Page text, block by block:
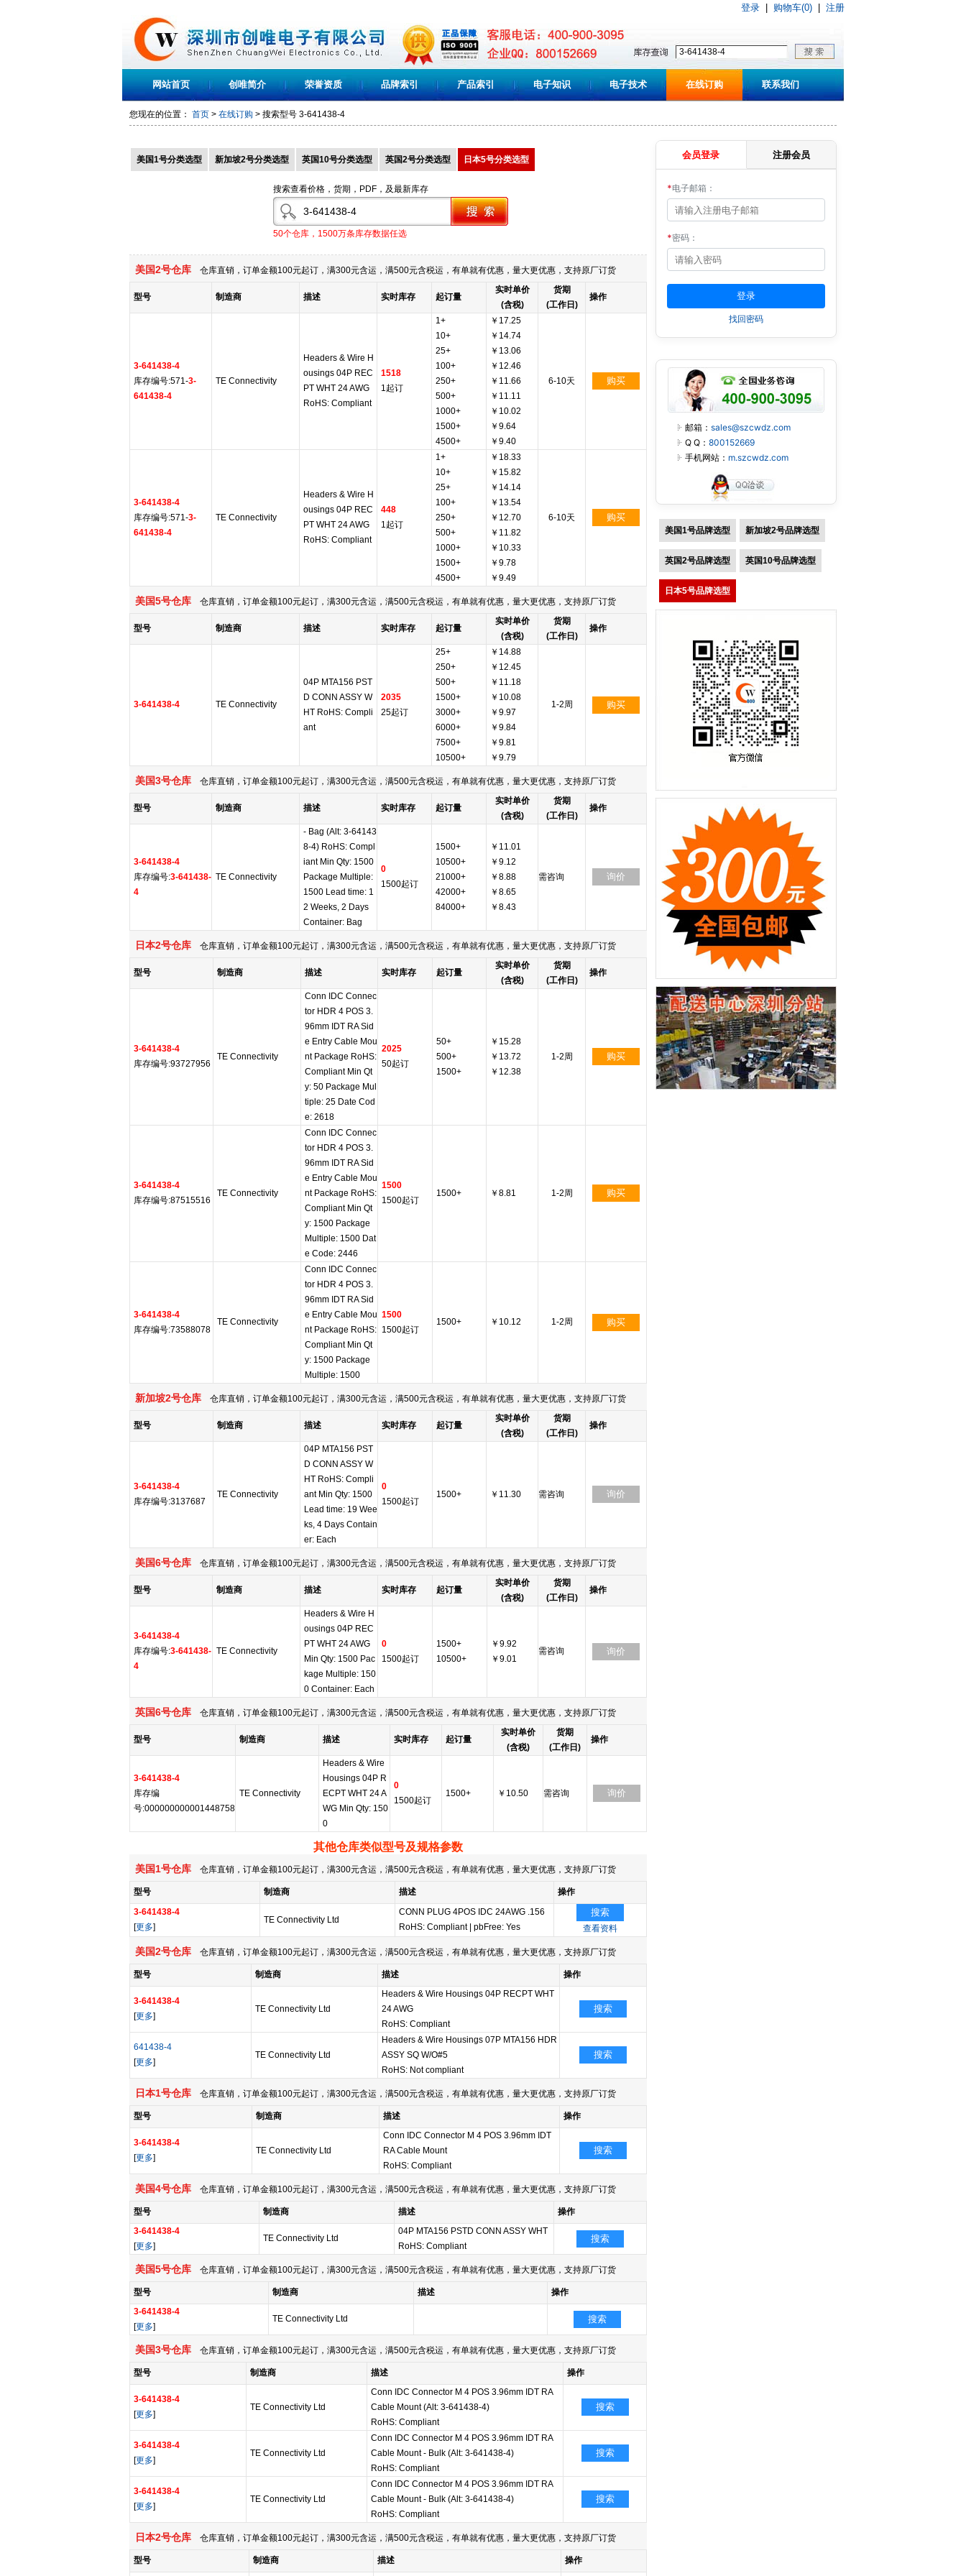
登录 购物车(0) 注册
网站首页 创唯简介 荣誉资质 品牌索引 产品索引 电子知识 电子技术 在线订购 联系我们
您现在的位置： 首页 > 在线订购 > 搜索型号 3-641438-4
美国1号分类选型 新加坡2号分类选型 英国10号分类选型 英国2号分类选型 日本5号分类选型
搜索查看价格，货期，PDF，及最新库存
50个仓库，1500万条库存数据任选
美国2号仓库 仓库直销，订单金额100元起订，满300元含运，满500元含税运，有单就有优惠，量大更优惠，支持原厂订货
型号 制造商 描述 实时库存 起订量
实时单价
(含税)
货期
(工作日)
操作
3-641438-4
库存编号:571-3-
641438-4
TE Connectivity
Headers & Wire H
ousings 04P REC
PT WHT 24 AWG
RoHS: Compliant
1518
1起订
1+
10+
25+
100+
250+
500+
1000+
1500+
4500+
￥17.25
￥14.74
￥13.06
￥12.46
￥11.66
￥11.11
￥10.02
￥9.64
￥9.40
6-10天 购买
3-641438-4
库存编号:571-3-
641438-4
TE Connectivity
Headers & Wire H
ousings 04P REC
PT WHT 24 AWG
RoHS: Compliant
448
1起订
1+
10+
25+
100+
250+
500+
1000+
1500+
4500+
￥18.33
￥15.82
￥14.14
￥13.54
￥12.70
￥11.82
￥10.33
￥9.78
￥9.49
6-10天 购买
美国5号仓库 仓库直销，订单金额100元起订，满300元含运，满500元含税运，有单就有优惠，量大更优惠，支持原厂订货
型号 制造商 描述 实时库存 起订量
实时单价
(含税)
货期
(工作日)
操作
3-641438-4 TE Connectivity
04P MTA156 PST
D CONN ASSY W
HT RoHS: Compli
ant
2035
25起订
25+
250+
500+
1500+
3000+
6000+
7500+
10500+
￥14.88
￥12.45
￥11.18
￥10.08
￥9.97
￥9.84
￥9.81
￥9.79
1-2周 购买
美国3号仓库 仓库直销，订单金额100元起订，满300元含运，满500元含税运，有单就有优惠，量大更优惠，支持原厂订货
型号 制造商 描述 实时库存 起订量
实时单价
(含税)
货期
(工作日)
操作
3-641438-4
库存编号:3-641438-
4
TE Connectivity
- Bag (Alt: 3-64143
8-4) RoHS: Compl
iant Min Qty: 1500
Package Multiple:
1500 Lead time: 1
2 Weeks, 2 Days
Container: Bag
0
1500起订
1500+
10500+
21000+
42000+
84000+
￥11.01
￥9.12
￥8.88
￥8.65
￥8.43
需咨询 询价
日本2号仓库 仓库直销，订单金额100元起订，满300元含运，满500元含税运，有单就有优惠，量大更优惠，支持原厂订货
型号 制造商 描述 实时库存 起订量
实时单价
(含税)
货期
(工作日)
操作
3-641438-4
库存编号:93727956
TE Connectivity
Conn IDC Connec
tor HDR 4 POS 3.
96mm IDT RA Sid
e Entry Cable Mou
nt Package RoHS:
Compliant Min Qt
y: 50 Package Mul
tiple: 25 Date Cod
e: 2618
2025
50起订
50+
500+
1500+
￥15.28
￥13.72
￥12.38
1-2周 购买
3-641438-4
库存编号:87515516
TE Connectivity
Conn IDC Connec
tor HDR 4 POS 3.
96mm IDT RA Sid
e Entry Cable Mou
nt Package RoHS:
Compliant Min Qt
y: 1500 Package
Multiple: 1500 Dat
e Code: 2446
1500
1500起订
1500+ ￥8.81 1-2周 购买
3-641438-4
库存编号:73588078
TE Connectivity
Conn IDC Connec
tor HDR 4 POS 3.
96mm IDT RA Sid
e Entry Cable Mou
nt Package RoHS:
Compliant Min Qt
y: 1500 Package
Multiple: 1500
1500
1500起订
1500+ ￥10.12 1-2周 购买
新加坡2号仓库 仓库直销，订单金额100元起订，满300元含运，满500元含税运，有单就有优惠，量大更优惠，支持原厂订货
型号 制造商 描述 实时库存 起订量
实时单价
(含税)
货期
(工作日)
操作
3-641438-4
库存编号:3137687
TE Connectivity
04P MTA156 PST
D CONN ASSY W
HT RoHS: Compli
ant Min Qty: 1500
Lead time: 19 Wee
ks, 4 Days Contain
er: Each
0
1500起订
1500+ ￥11.30 需咨询 询价
美国6号仓库 仓库直销，订单金额100元起订，满300元含运，满500元含税运，有单就有优惠，量大更优惠，支持原厂订货
型号 制造商 描述 实时库存 起订量
实时单价
(含税)
货期
(工作日)
操作
3-641438-4
库存编号:3-641438-
4
TE Connectivity
Headers & Wire H
ousings 04P REC
PT WHT 24 AWG
Min Qty: 1500 Pac
kage Multiple: 150
0 Container: Each
0
1500起订
1500+
10500+
￥9.92
￥9.01
需咨询 询价
英国6号仓库 仓库直销，订单金额100元起订，满300元含运，满500元含税运，有单就有优惠，量大更优惠，支持原厂订货
型号 制造商 描述 实时库存 起订量
实时单价
(含税)
货期
(工作日)
操作
3-641438-4
库存编
号:000000000001448758
TE Connectivity
Headers & Wire
Housings 04P R
ECPT WHT 24 A
WG Min Qty: 150
0
0
1500起订
1500+ ￥10.50 需咨询 询价
其他仓库类似型号及规格参数
美国1号仓库 仓库直销，订单金额100元起订，满300元含运，满500元含税运，有单就有优惠，量大更优惠，支持原厂订货
型号 制造商 描述
操作
3-641438-4
[更多]
TE Connectivity Ltd
CONN PLUG 4POS IDC 24AWG .156
RoHS: Compliant pbFree: Yes
搜索
查看资料
美国2号仓库 仓库直销，订单金额100元起订，满300元含运，满500元含税运，有单就有优惠，量大更优惠，支持原厂订货
型号 制造商 描述 操作
3-641438-4
[更多]
TE Connectivity Ltd
Headers & Wire Housings 04P RECPT WHT
24 AWG
RoHS: Compliant
搜索
641438-4
[更多]
TE Connectivity Ltd
Headers & Wire Housings 07P MTA156 HDR
ASSY SQ W/O#5
RoHS: Not compliant
搜索
日本1号仓库 仓库直销，订单金额100元起订，满300元含运，满500元含税运，有单就有优惠，量大更优惠，支持原厂订货
型号 制造商 描述 操作
3-641438-4
[更多]
TE Connectivity Ltd
Conn IDC Connector M 4 POS 3.96mm IDT
RA Cable Mount
RoHS: Compliant
搜索
美国4号仓库 仓库直销，订单金额100元起订，满300元含运，满500元含税运，有单就有优惠，量大更优惠，支持原厂订货
型号 制造商 描述
操作
3-641438-4
[更多]
TE Connectivity Ltd
04P MTA156 PSTD CONN ASSY WHT
RoHS: Compliant
搜索
美国5号仓库 仓库直销，订单金额100元起订，满300元含运，满500元含税运，有单就有优惠，量大更优惠，支持原厂订货
型号 制造商 描述
操作
3-641438-4
[更多]
TE Connectivity Ltd 搜索
美国3号仓库 仓库直销，订单金额100元起订，满300元含运，满500元含税运，有单就有优惠，量大更优惠，支持原厂订货
型号 制造商 描述 操作
3-641438-4
[更多]
TE Connectivity Ltd
Conn IDC Connector M 4 POS 3.96mm IDT RA
Cable Mount (Alt: 3-641438-4)
RoHS: Compliant
搜索
3-641438-4
[更多]
TE Connectivity Ltd
Conn IDC Connector M 4 POS 3.96mm IDT RA
Cable Mount - Bulk (Alt: 3-641438-4)
RoHS: Compliant
搜索
3-641438-4
[更多]
TE Connectivity Ltd
Conn IDC Connector M 4 POS 3.96mm IDT RA
Cable Mount - Bulk (Alt: 3-641438-4)
RoHS: Compliant
搜索
日本2号仓库 仓库直销，订单金额100元起订，满300元含运，满500元含税运，有单就有优惠，量大更优惠，支持原厂订货
型号 制造商 描述
操作
会员登录 注册会员
*电子邮箱：
*密码：
找回密码
邮箱： sales@szcwdz.com
Q Q： 800152669
手机网站： m.szcwdz.com
美国1号品牌选型 新加坡2号品牌选型
英国2号品牌选型 英国10号品牌选型
日本5号品牌选型